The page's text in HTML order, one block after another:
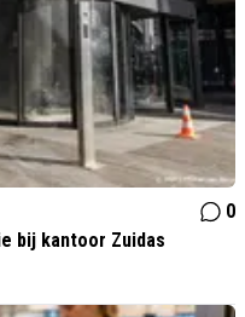
0
bij kantoor Zuidas